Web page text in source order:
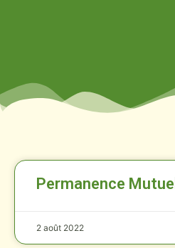
Permanence
2 août 2022